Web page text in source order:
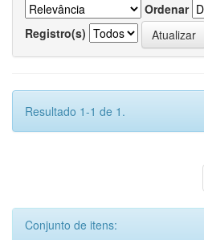
Ordenar
Registro(s)
Resultado 1-1 de 1.
Conjunto de itens: